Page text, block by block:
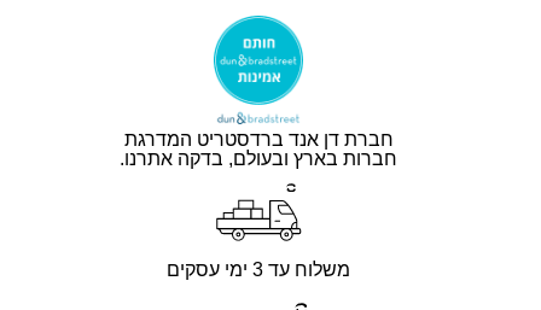
חברת דן אנד ברדסטריט המדרגת
חברות בארץ ובעולם, בדקה אתרנו.
משלוח עד 3 ימי עסקים